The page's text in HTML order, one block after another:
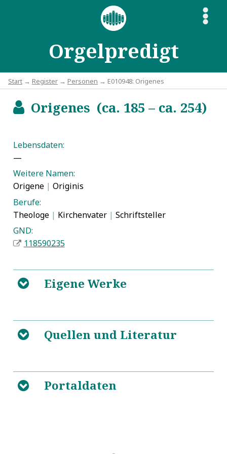
Orgelpredigt
S
Start → Register → Personen → E010948: Origenes
bOrigenes (ca. 185 – ca. 254)
Lebensdaten:
—
Weitere Namen:
Origene | Originis
Berufe:
Theologe | Kirchenvater | Schriftsteller
GND:
118590235
B Eigene Werke
5 Contra Celsum Libri VIII
B Quellen und Literatur
B Portaldaten